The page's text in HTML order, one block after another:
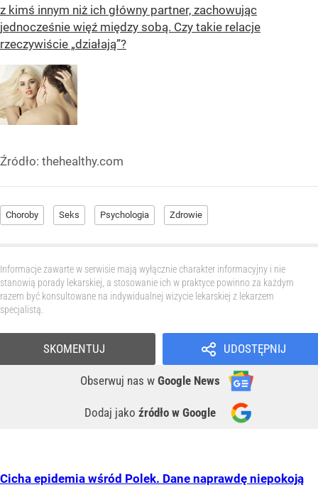
z kimś innym niż ich główny partner, zachowując
jednocześnie więź między sobą. Czy takie relacje
rzeczywiście „działają”?
Źródło: thehealthy.com
Choroby Seks Psychologia Zdrowie
Informacje zawarte w serwisie mają wyłącznie charakter informacyjny i nie
stanowią porady lekarskiej, a stosowanie ich w praktyce powinno za każdym
razem być konsultowane na indywidualnej wizycie lekarskiej z lekarzem
specjalistą.
UDOSTĘPNIJ
Obserwuj nas w Google News
Dodaj jako źródło w Google
SKOMENTUJ
Cicha epidemia wśród Polek. Dane naprawdę niepokoją